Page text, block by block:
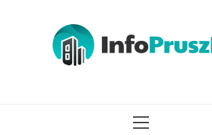
PRIMARY